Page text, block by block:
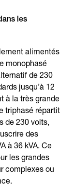
les
alimentés
monophasé
de 230
jusqu’à 12
à la très grande
triphasé répartit
de 230 volts,
des
à 36 kVA. Ce
les grandes
complexes ou